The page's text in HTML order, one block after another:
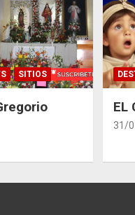
SITIOS
EL
31/